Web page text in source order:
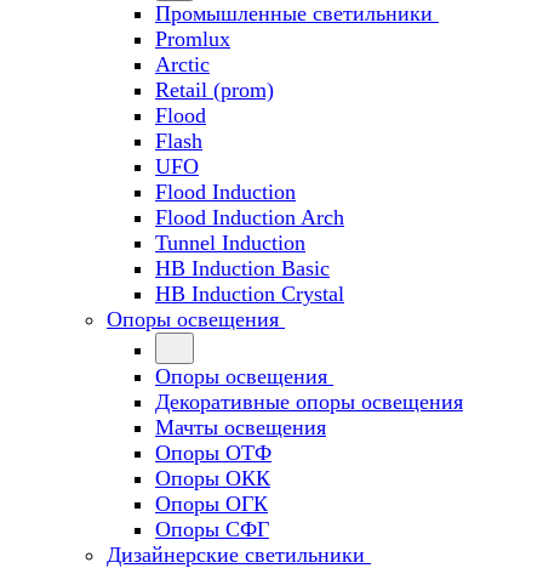
Промышленные светильники
Promlux
Arctic
Retail (prom)
Flood
Flash
UFO
Flood Induction
Flood Induction Arch
Tunnel Induction
HB Induction Basic
HB Induction Crystal
Опоры освещения
Опоры освещения
Декоративные опоры освещения
Мачты освещения
Опоры ОТФ
Опоры ОКК
Опоры ОГК
Опоры СФГ
Дизайнерские светильники